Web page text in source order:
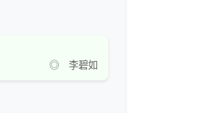
◎ 李碧如